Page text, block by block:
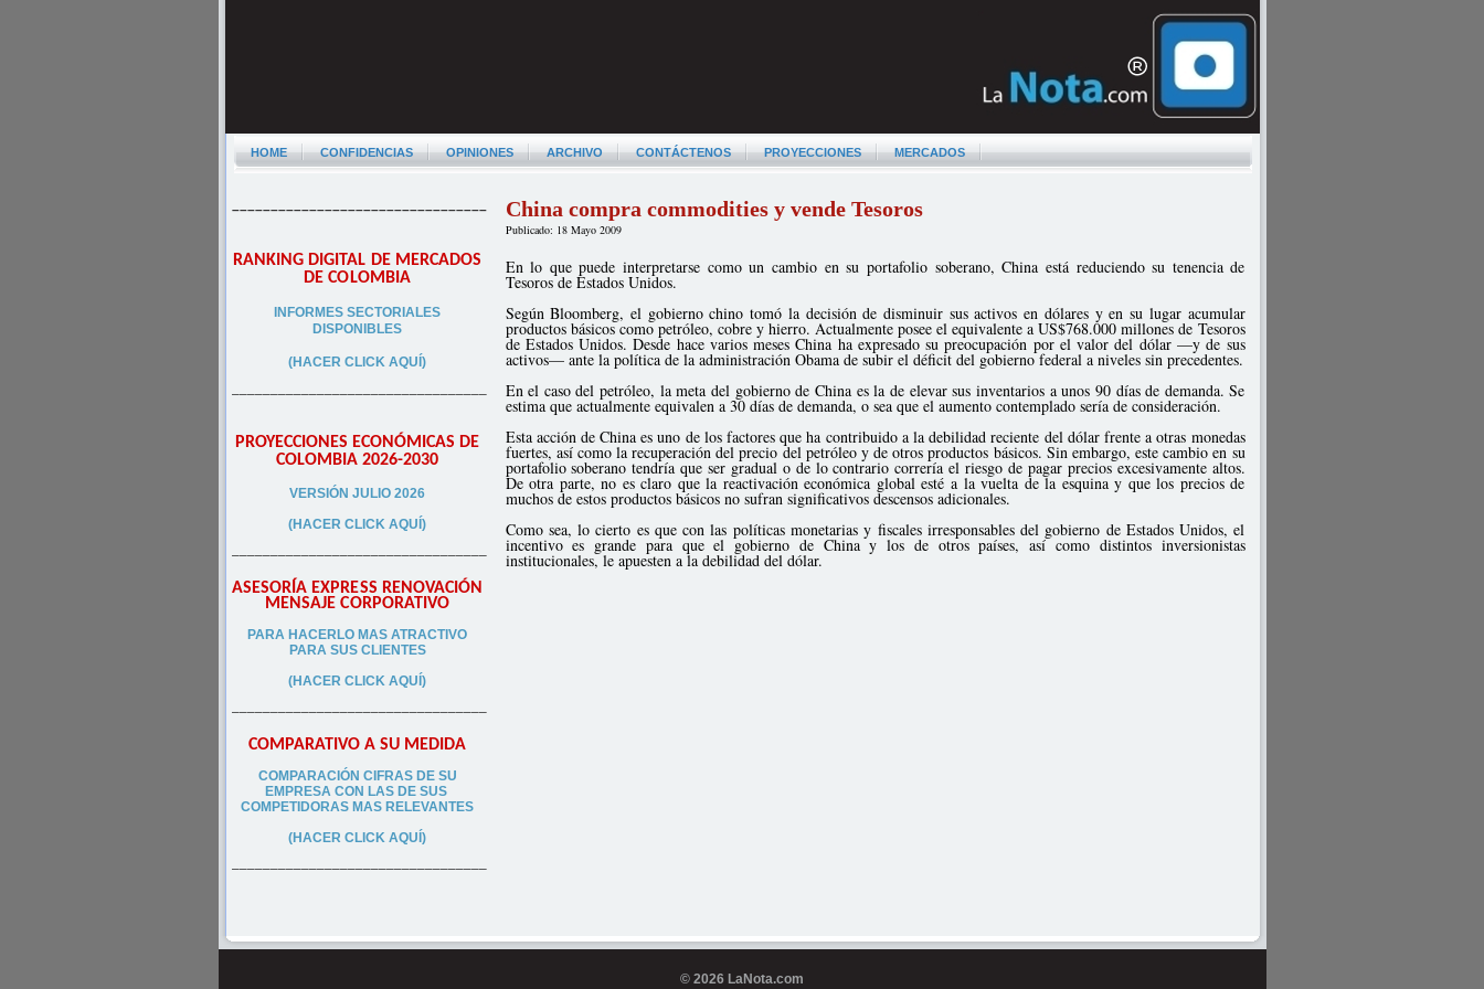
HOME CONFIDENCIAS OPINIONES ARCHIVO CONTÁCTENOS PROYECCIONES MERCADOS
–––––––––––––––––––––––––––––––––
RANKING DIGITAL DE MERCADOS
DE COLOMBIA
INFORMES SECTORIALES
DISPONIBLES
(HACER CLICK AQUÍ)
–––––––––––––––––––––––––––––––––
PROYECCIONES ECONÓMICAS DE
COLOMBIA 2026-2030
VERSIÓN JULIO 2026
(HACER CLICK AQUÍ)
–––––––––––––––––––––––––––––––––
ASESORÍA EXPRESS RENOVACIÓN
MENSAJE CORPORATIVO
PARA HACERLO MAS ATRACTIVO
PARA SUS CLIENTES
(HACER CLICK AQUÍ)
–––––––––––––––––––––––––––––––––
COMPARATIVO A SU MEDIDA
COMPARACIÓN CIFRAS DE SU
EMPRESA CON LAS DE SUS
COMPETIDORAS MAS RELEVANTES
(HACER CLICK AQUÍ)
–––––––––––––––––––––––––––––––––
China compra commodities y vende Tesoros
Publicado: 18 Mayo 2009
En lo que puede interpretarse como un cambio en su portafolio soberano, China está reduciendo su tenencia de
Tesoros de Estados Unidos.
Según Bloomberg, el gobierno chino tomó la decisión de disminuir sus activos en dólares y en su lugar acumular
productos básicos como petróleo, cobre y hierro. Actualmente posee el equivalente a US$768.000 millones de Tesoros
de Estados Unidos. Desde hace varios meses China ha expresado su preocupación por el valor del dólar —y de sus
activos— ante la política de la administración Obama de subir el déficit del gobierno federal a niveles sin precedentes.
En el caso del petróleo, la meta del gobierno de China es la de elevar sus inventarios a unos 90 días de demanda. Se
estima que actualmente equivalen a 30 días de demanda, o sea que el aumento contemplado sería de consideración.
Esta acción de China es uno de los factores que ha contribuido a la debilidad reciente del dólar frente a otras monedas
fuertes, así como la recuperación del precio del petróleo y de otros productos básicos. Sin embargo, este cambio en su
portafolio soberano tendría que ser gradual o de lo contrario correría el riesgo de pagar precios excesivamente altos.
De otra parte, no es claro que la reactivación económica global esté a la vuelta de la esquina y que los precios de
muchos de estos productos básicos no sufran significativos descensos adicionales.
Como sea, lo cierto es que con las políticas monetarias y fiscales irresponsables del gobierno de Estados Unidos, el
incentivo es grande para que el gobierno de China y los de otros países, así como distintos inversionistas
institucionales, le apuesten a la debilidad del dólar.
© 2026 LaNota.com